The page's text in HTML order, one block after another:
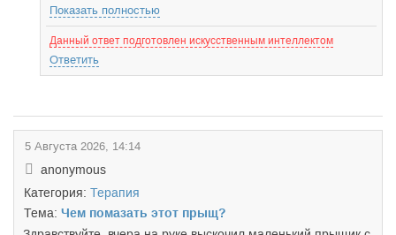
Показать полностью
Данный ответ подготовлен искусственным интеллектом
Ответить
5 Августа 2026, 14:14
anonymous
Категория: Терапия
Тема: Чем помазать этот прыщ?